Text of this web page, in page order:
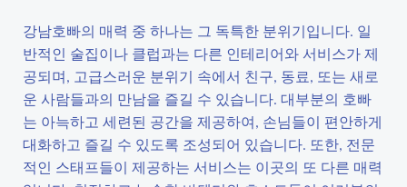
강남호빠의 매력 중 하나는 그 독특한 분위기입니다. 일
반적인 술집이나 클럽과는 다른 인테리어와 서비스가 제
공되며, 고급스러운 분위기 속에서 친구, 동료, 또는 새로
운 사람들과의 만남을 즐길 수 있습니다. 대부분의 호빠
는 아늑하고 세련된 공간을 제공하여, 손님들이 편안하게
대화하고 즐길 수 있도록 조성되어 있습니다. 또한, 전문
적인 스태프들이 제공하는 서비스는 이곳의 또 다른 매력